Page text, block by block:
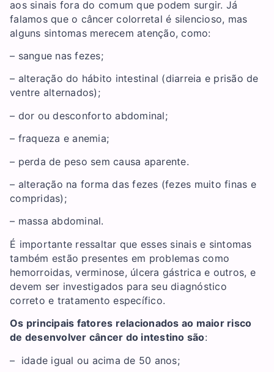
aos sinais fora do comum que podem surgir. Já
falamos que o câncer colorretal é silencioso, mas
alguns sintomas merecem atenção, como:
– sangue nas fezes;
– alteração do hábito intestinal (diarreia e prisão de
ventre alternados);
– dor ou desconforto abdominal;
– fraqueza e anemia;
– perda de peso sem causa aparente.
– alteração na forma das fezes (fezes muito finas e
compridas);
– massa abdominal.
É importante ressaltar que esses sinais e sintomas
também estão presentes em problemas como
hemorroidas, verminose, úlcera gástrica e outros, e
devem ser investigados para seu diagnóstico
correto e tratamento específico.
Os principais fatores relacionados ao maior risco
de desenvolver câncer do intestino são:
– idade igual ou acima de 50 anos;